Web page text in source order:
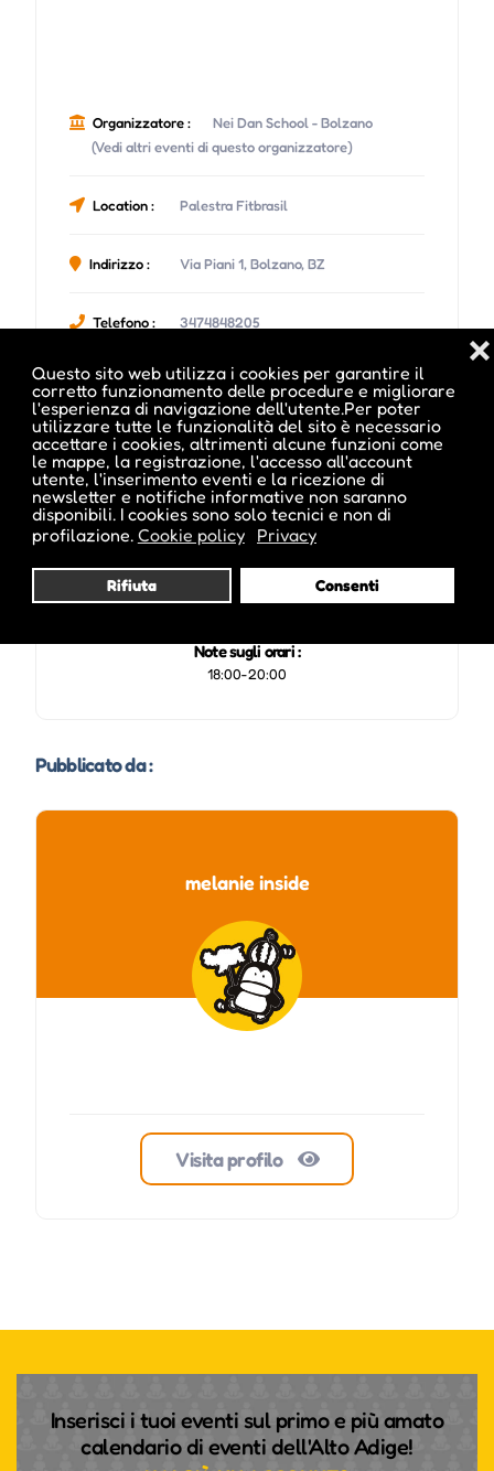
Questo sito web utilizza i cookies per garantire il
corretto funzionamento delle procedure e migliorare
l'esperienza di navigazione dell'utente.Per poter
utilizzare tutte le funzionalità del sito è necessario
accettare i cookies, altrimenti alcune funzioni come
le mappe, la registrazione, l'accesso all'account
utente, l'inserimento eventi e la ricezione di
newsletter e notifiche informative non saranno
disponibili. I cookies sono solo tecnici e non di
profilazione. Cookie policy Privacy
Rifiuta Consenti
❌
Organizzatore :
Nei Dan School - Bolzano
(Vedi altri eventi di questo organizzatore)
Location : Palestra Fitbrasil
Indirizzo : Via Piani 1, Bolzano, BZ
Telefono : 3474848205
Date e orari evento :
L'evento si tiene dal 03 Feb 2014 al 16 Giu 2014
Note sugli orari :
18:00-20:00
Pubblicato da :
melanie inside
Visita profilo
Inserisci i tuoi eventi sul primo e più amato
calendario di eventi dell'Alto Adige!